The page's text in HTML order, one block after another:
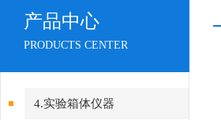
产品中心
PRODUCTS CENTER
4.实验箱体仪器